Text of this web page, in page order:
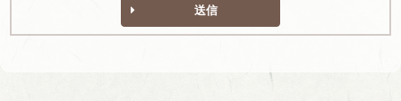
送信